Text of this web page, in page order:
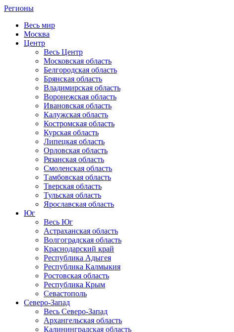
Регионы
Весь мир
Москва
Центр
Весь Центр
Московская область
Белгородская область
Брянская область
Владимирская область
Воронежская область
Ивановская область
Калужская область
Костромская область
Курская область
Липецкая область
Орловская область
Рязанская область
Смоленская область
Тамбовская область
Тверская область
Тульская область
Ярославская область
Юг
Весь Юг
Астраханская область
Волгоградская область
Краснодарский край
Республика Адыгея
Республика Калмыкия
Ростовская область
Республика Крым
Севастополь
Северо-Запад
Весь Северо-Запад
Архангельская область
Калининградская область